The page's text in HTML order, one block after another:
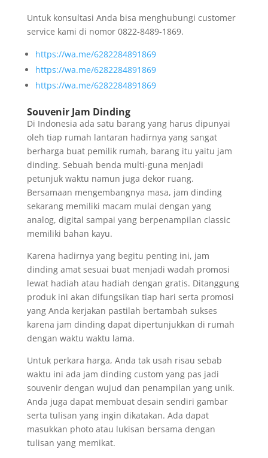
Untuk konsultasi Anda bisa menghubungi customer
service kami di nomor 0822-8489-1869.
https://wa.me/6282284891869
https://wa.me/6282284891869
https://wa.me/6282284891869
Souvenir Jam Dinding
Di Indonesia ada satu barang yang harus dipunyai
oleh tiap rumah lantaran hadirnya yang sangat
berharga buat pemilik rumah, barang itu yaitu jam
dinding. Sebuah benda multi-guna menjadi
petunjuk waktu namun juga dekor ruang.
Bersamaan mengembangnya masa, jam dinding
sekarang memiliki macam mulai dengan yang
analog, digital sampai yang berpenampilan classic
memiliki bahan kayu.
Karena hadirnya yang begitu penting ini, jam
dinding amat sesuai buat menjadi wadah promosi
lewat hadiah atau hadiah dengan gratis. Ditanggung
produk ini akan difungsikan tiap hari serta promosi
yang Anda kerjakan pastilah bertambah sukses
karena jam dinding dapat dipertunjukkan di rumah
dengan waktu waktu lama.
Untuk perkara harga, Anda tak usah risau sebab
waktu ini ada jam dinding custom yang pas jadi
souvenir dengan wujud dan penampilan yang unik.
Anda juga dapat membuat desain sendiri gambar
serta tulisan yang ingin dikatakan. Ada dapat
masukkan photo atau lukisan bersama dengan
tulisan yang memikat.